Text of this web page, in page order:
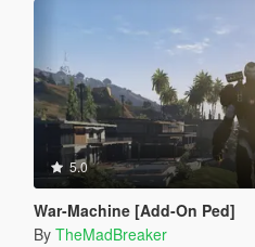
5.0
War-Machine [Add-On Ped]
By TheMadBreaker